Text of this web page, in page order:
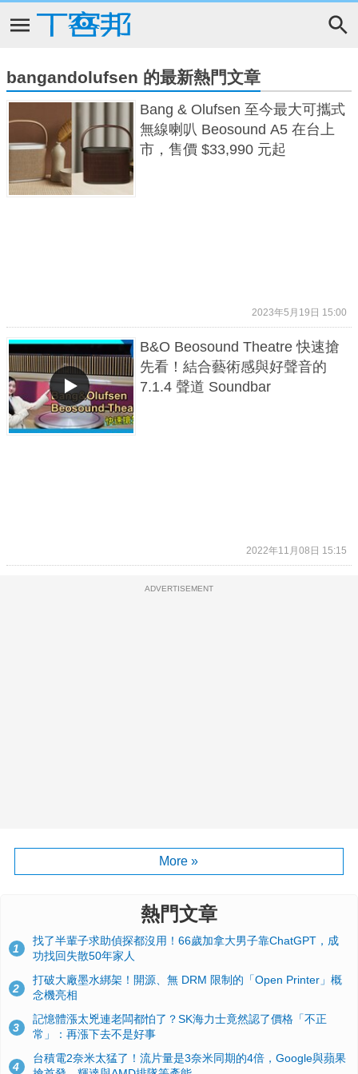
bangandolufsen 的最新熱門文章
Bang & Olufsen 至今最大可攜式
無線喇叭 Beosound A5 在台上
市，售價 $33,990 元起
2023年5月19日 15:00
B&O Beosound Theatre 快速搶
先看！結合藝術感與好聲音的
7.1.4 聲道 Soundbar
2022年11月08日 15:15
ADVERTISEMENT
More »
熱門文章
1
找了半輩子求助偵探都沒用！66歲加拿大男子靠ChatGPT，成
功找回失散50年家人
2
打破大廠墨水綁架！開源、無 DRM 限制的「Open Printer」概
念機亮相
3
記憶體漲太兇連老闆都怕了？SK海力士竟然認了價格「不正
常」：再漲下去不是好事
4
台積電2奈米太猛了！流片量是3奈米同期的4倍，Google與蘋果